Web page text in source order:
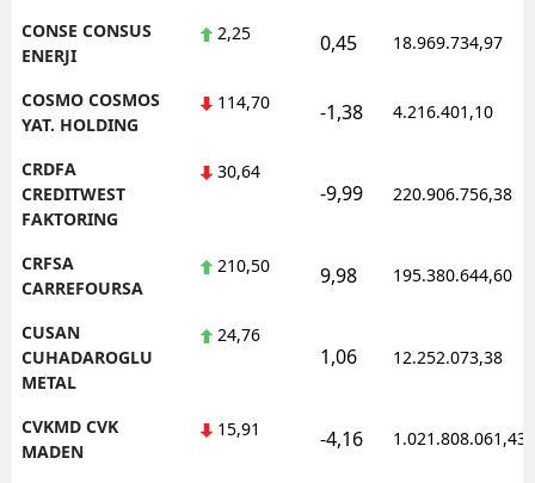
CONSE CONSUS
ENERJI
2,25 0,45 18.969.734,97
COSMO COSMOS
YAT. HOLDING
114,70 -1,38 4.216.401,10
CRDFA
CREDITWEST
FAKTORING
30,64
-9,99 220.906.756,38
CRFSA
CARREFOURSA
210,50 9,98 195.380.644,60
CUSAN
CUHADAROGLU
METAL
24,76
1,06 12.252.073,38
CVKMD CVK
MADEN
15,91 -4,16 1.021.808.061,43